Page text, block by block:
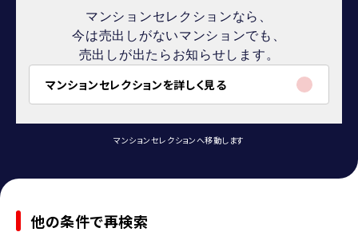
マンションセレクションなら、
今は売出しがないマンションでも、
売出しが出たらお知らせします。
マンションセレクションを詳しく見る
マンションセレクションへ移動します
他の条件で再検索